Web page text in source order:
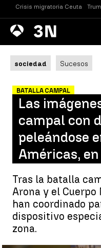
Crisis migratoria Ceuta
Antena
3 Noticias
sociedad Sucesos
BATALLA CAMPAL
Las
campal con
peleándose
Américas,
Tras la batalla
Arona y el Cuerpo
han coordinado
dispositivo
zona.